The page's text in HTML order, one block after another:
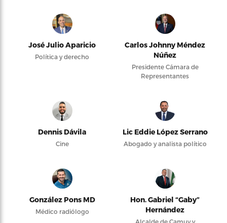
José Julio Aparicio
Política y derecho
Carlos Johnny Méndez
Núñez
Presidente Cámara de
Representantes
Dennis Dávila
Cine
Lic Eddie López Serrano
Abogado y analista político
González Pons MD
Médico radiólogo
Hon. Gabriel “Gaby”
Hernández
Alcalde de Camuy y